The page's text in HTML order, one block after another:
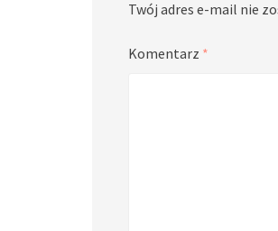
Twój adres e-mail nie
Komentarz *